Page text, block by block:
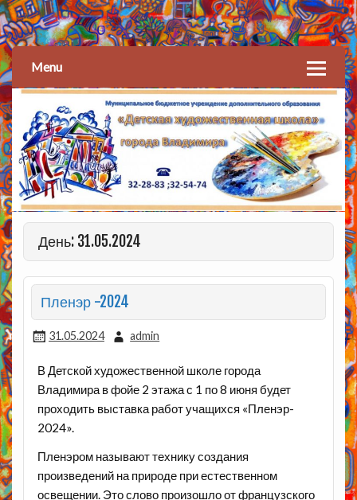
Детская художественная
школа
Menu
День: 31.05.2024
Пленэр -2024
31.05.2024 admin
В Детской художественной школе города
Владимира в фойе 2 этажа с 1 по 8 июня будет
проходить выставка работ учащихся «Пленэр-
2024».
Пленэром называют технику создания
произведений на природе при естественном
освещении. Это слово произошло от французского